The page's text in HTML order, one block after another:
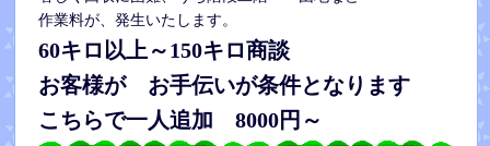
作業料が、発生いたします。
60キロ以上～150キロ商談
お客様が お手伝いが条件となります
こちらで一人追加 8000円～